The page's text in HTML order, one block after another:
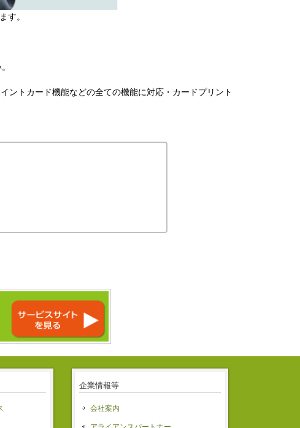
す。
ントカード機能などの全ての機能に対応・カードプリント
企業情報等
会社案内
アライアンスパートナー